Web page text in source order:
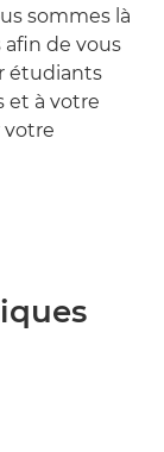
sommes là
de vous
étudiants
et à votre
votre